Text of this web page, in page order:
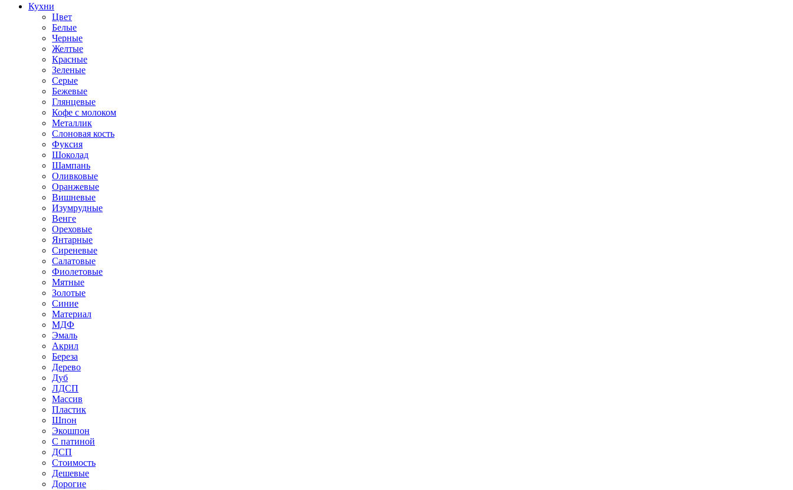
Кухни
Цвет
Белые
Черные
Желтые
Красные
Зеленые
Серые
Бежевые
Глянцевые
Кофе с молоком
Металлик
Слоновая кость
Фуксия
Шоколад
Шампань
Оливковые
Оранжевые
Вишневые
Изумрудные
Венге
Ореховые
Янтарные
Сиреневые
Салатовые
Фиолетовые
Мятные
Золотые
Синие
Материал
МДФ
Эмаль
Акрил
Береза
Дерево
Дуб
ЛДСП
Массив
Пластик
Шпон
Экошпон
С патиной
ДСП
Стоимость
Дешевые
Дорогие